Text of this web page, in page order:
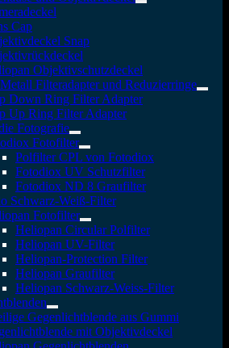
Cap
Snap
Objektivschutzdeckel
Filteradapter und Reduzierringe
Down Ring Filter Adapter
Up Ring Filter Adapter
Fotografie
Fotofilter
Polfilter CPL von Fotodiox
Fotodiox UV Schutzfilter
Fotodiox ND 8 Graufilter
Schwarz-Weiß-Filter
Fotofilter
Heliopan Circular Polfilter
Heliopan UV-Filter
Heliopan-Protection Filter
Heliopan Graufilter
Heliopan Schwarz-Weiss-Filter
Gegenlichtblende aus Gummi
mit Objektivdeckel